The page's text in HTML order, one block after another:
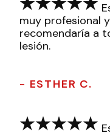
muy profesional
recomendaría a
lesión.
- ESTHER C.